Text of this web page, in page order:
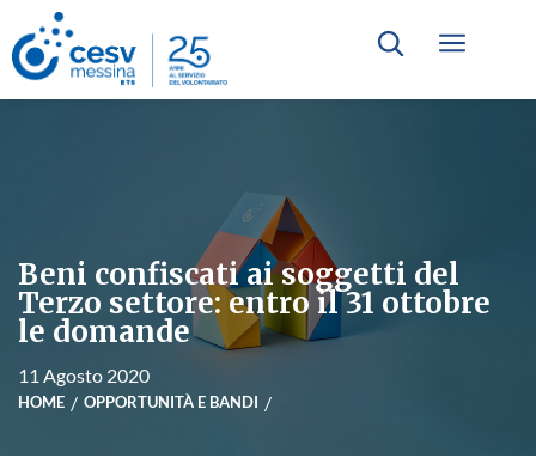
Beni confiscati ai soggetti del
Terzo settore: entro il 31 ottobre
le domande
11 Agosto 2020
HOME OPPORTUNITÀ E BANDI